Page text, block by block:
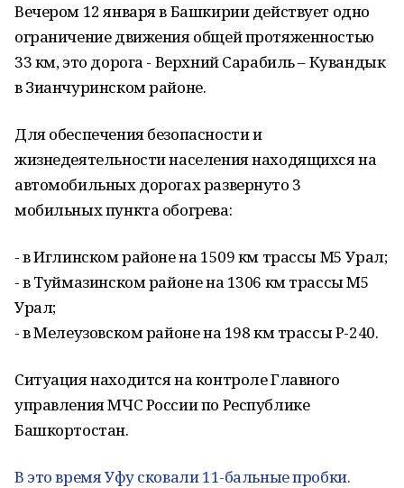
Вечером 12 января в Башкирии действует одно
ограничение движения общей протяженностью
33 км, это дорога - Верхний Сарабиль – Кувандык
в Зианчуринском районе.
Для обеспечения безопасности и
жизнедеятельности населения находящихся на
автомобильных дорогах развернуто 3
мобильных пункта обогрева:
- в Иглинском районе на 1509 км трассы М5 Урал;
- в Туймазинском районе на 1306 км трассы М5
Урал;
- в Мелеузовском районе на 198 км трассы Р-240.
Ситуация находится на контроле Главного
управления МЧС России по Республике
Башкортостан.
В это время Уфу сковали 11-бальные пробки.